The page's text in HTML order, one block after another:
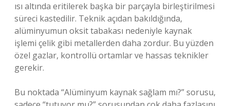
ısı altında eritilerek başka bir parçayla birleştirilmesi
süreci kastedilir. Teknik açıdan bakıldığında,
alüminyumun oksit tabakası nedeniyle kaynak
işlemi çelik gibi metallerden daha zordur. Bu yüzden
özel gazlar, kontrollü ortamlar ve hassas teknikler
gerekir.
Bu noktada “Alüminyum kaynak sağlam mı?” sorusu,